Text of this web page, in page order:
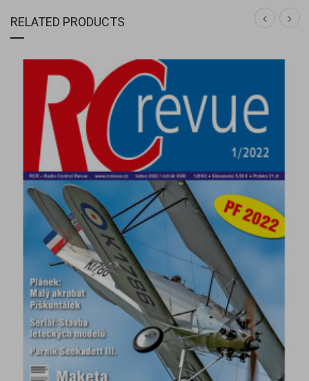
RELATED PRODUCTS
DETAIL